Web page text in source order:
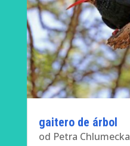
gaitero de árbol
od Petra Chlumecka